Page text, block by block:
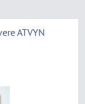
ATVYN